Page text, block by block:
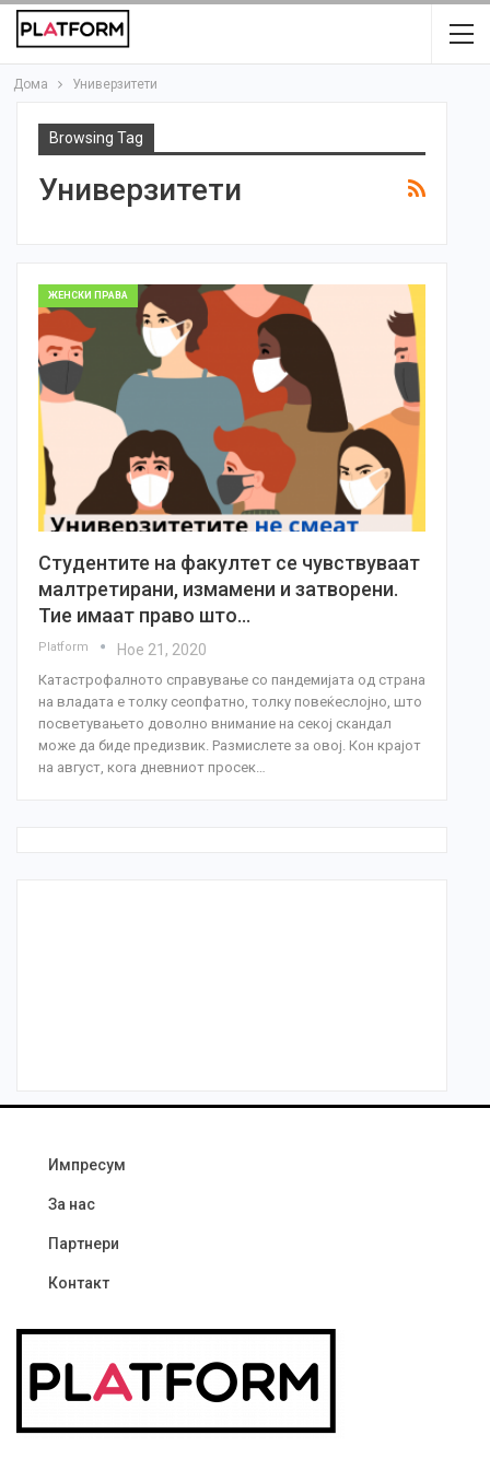
Дома Универзитети
Browsing Tag
Универзитети
ЖЕНСКИ ПРАВА
Студентите на факултет се чувствуваат
малтретирани, измамени и затворени.
Тие имаат право што…
Platform Ное 21, 2020
Катастрофалното справување со пандемијата од страна
на владата е толку сеопфатно, толку повеќеслојно, што
посветувањето доволно внимание на секој скандал
може да биде предизвик. Размислете за овој. Кон крајот
на август, кога дневниот просек…
Импресум
За нас
Партнери
Контакт